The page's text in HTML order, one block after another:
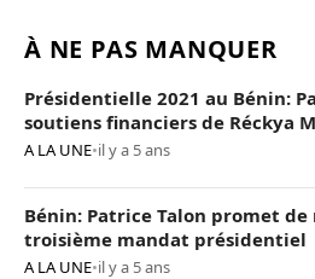
À NE PAS MANQUER
Présidentielle 2021 au Bénin:
soutiens financiers de Réckya
A LA UNE•il y a 5 ans
Bénin: Patrice Talon promet de
troisième mandat présidentiel
A LA UNE•il y a 5 ans